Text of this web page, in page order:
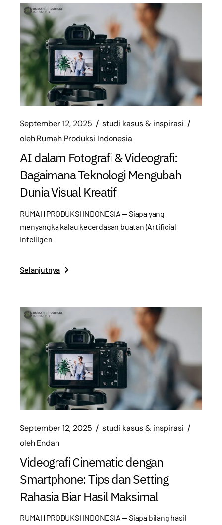
September 12, 2025
studi kasus & inspirasi
olehRumah Produksi Indonesia
AI dalam Fotografi & Videografi:
Bagaimana Teknologi Mengubah
Dunia Visual Kreatif
RUMAH PRODUKSI INDONESIA — Siapa yang
menyangka kalau kecerdasan buatan (Artificial
Intelligen
Selanjutnya
September 12, 2025
studi kasus & inspirasi
olehEndah
Videografi Cinematic dengan
Smartphone: Tips dan Setting
Rahasia Biar Hasil Maksimal
RUMAH PRODUKSI INDONESIA — Siapa bilang hasil